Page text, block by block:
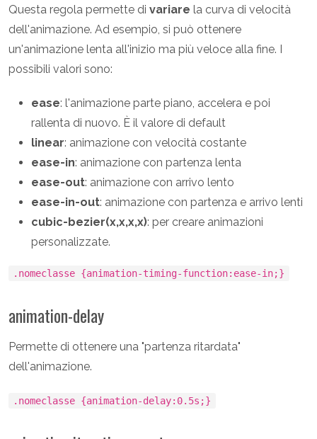
Questa regola permette di variare la curva di velocità
dell'animazione. Ad esempio, si può ottenere
un'animazione lenta all'inizio ma più veloce alla fine. I
possibili valori sono:
ease: l'animazione parte piano, accelera e poi
rallenta di nuovo. È il valore di default
linear: animazione con velocità costante
ease-in: animazione con partenza lenta
ease-out: animazione con arrivo lento
ease-in-out: animazione con partenza e arrivo lenti
cubic-bezier(x,x,x,x): per creare animazioni
personalizzate.
.nomeclasse {animation-timing-function:ease-in;}
animation-delay
Permette di ottenere una "partenza ritardata"
dell'animazione.
.nomeclasse {animation-delay:0.5s;}